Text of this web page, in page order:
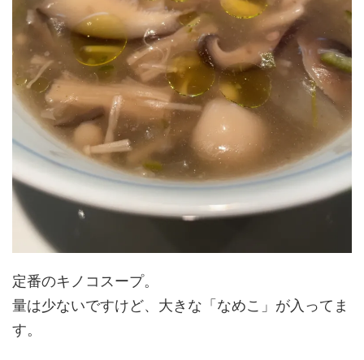
定番のキノコスープ。
量は少ないですけど、大きな「なめこ」が入ってま
す。